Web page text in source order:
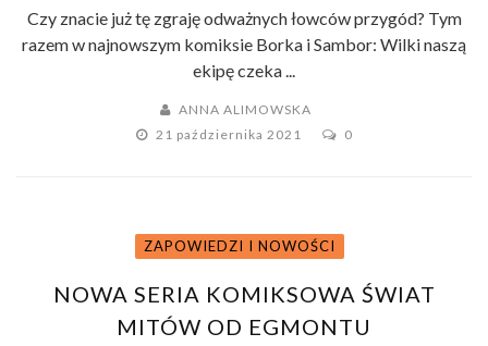
Czy znacie już tę zgraję odważnych łowców przygód? Tym
razem w najnowszym komiksie Borka i Sambor: Wilki naszą
ekipę czeka ...
ANNA ALIMOWSKA
21 października 2021
0
ZAPOWIEDZI I NOWOŚCI
NOWA SERIA KOMIKSOWA ŚWIAT
MITÓW OD EGMONTU